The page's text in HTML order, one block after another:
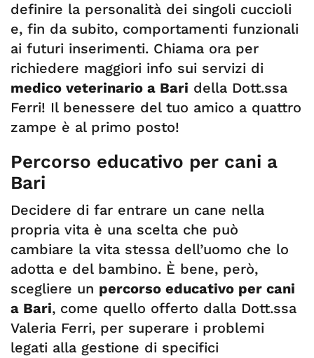
definire la personalità dei singoli cuccioli
e, fin da subito, comportamenti funzionali
ai futuri inserimenti. Chiama ora per
richiedere maggiori info sui servizi di
medico veterinario a Bari della Dott.ssa
Ferri! Il benessere del tuo amico a quattro
zampe è al primo posto!
Percorso educativo per cani a
Bari
Decidere di far entrare un cane nella
propria vita è una scelta che può
cambiare la vita stessa dell’uomo che lo
adotta e del bambino. È bene, però,
scegliere un percorso educativo per cani
a Bari, come quello offerto dalla Dott.ssa
Valeria Ferri, per superare i problemi
legati alla gestione di specifici